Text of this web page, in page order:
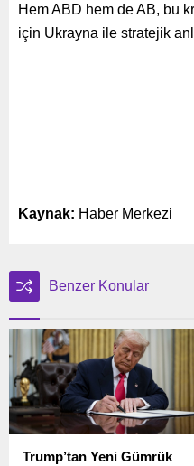
Hem ABD hem de AB, bu
için Ukrayna ile stratejik
Kaynak: Haber Merkezi
Benzer Konular
Trump’tan Yeni Gümrük